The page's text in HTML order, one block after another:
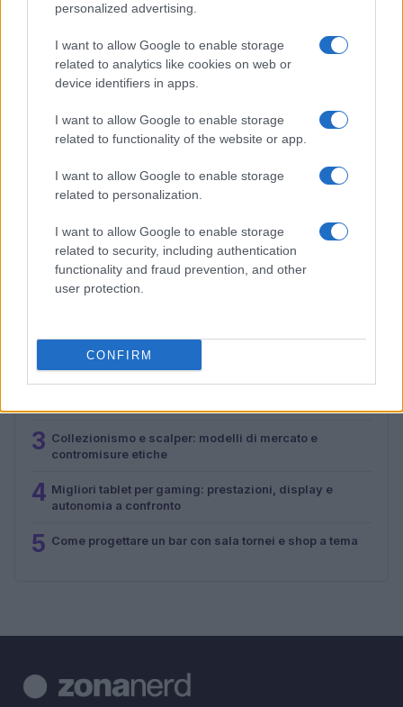
personalized advertising.
I want to allow Google to enable storage
related to analytics like cookies on web or
device identifiers in apps.
I want to allow Google to enable storage
related to functionality of the website or app.
I want to allow Google to enable storage
related to personalization.
I want to allow Google to enable storage
related to security, including authentication
functionality and fraud prevention, and other
user protection.
CONFIRM
Collezionismo e scalper: modelli di mercato e
contromisure etiche
Andrea Conforti · 3 Ago 2026
PIÙ LETTI
1
Smartphone pieghevoli: come scegliere con criteri
tecnici solidi
3 Collezionismo e scalper: modelli di mercato e
contromisure etiche
4 Migliori tablet per gaming: prestazioni, display e
autonomia a confronto
5 Come progettare un bar con sala tornei e shop a tema